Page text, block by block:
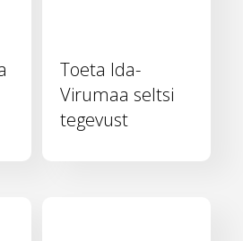
Toeta Ida-
Virumaa seltsi
tegevust